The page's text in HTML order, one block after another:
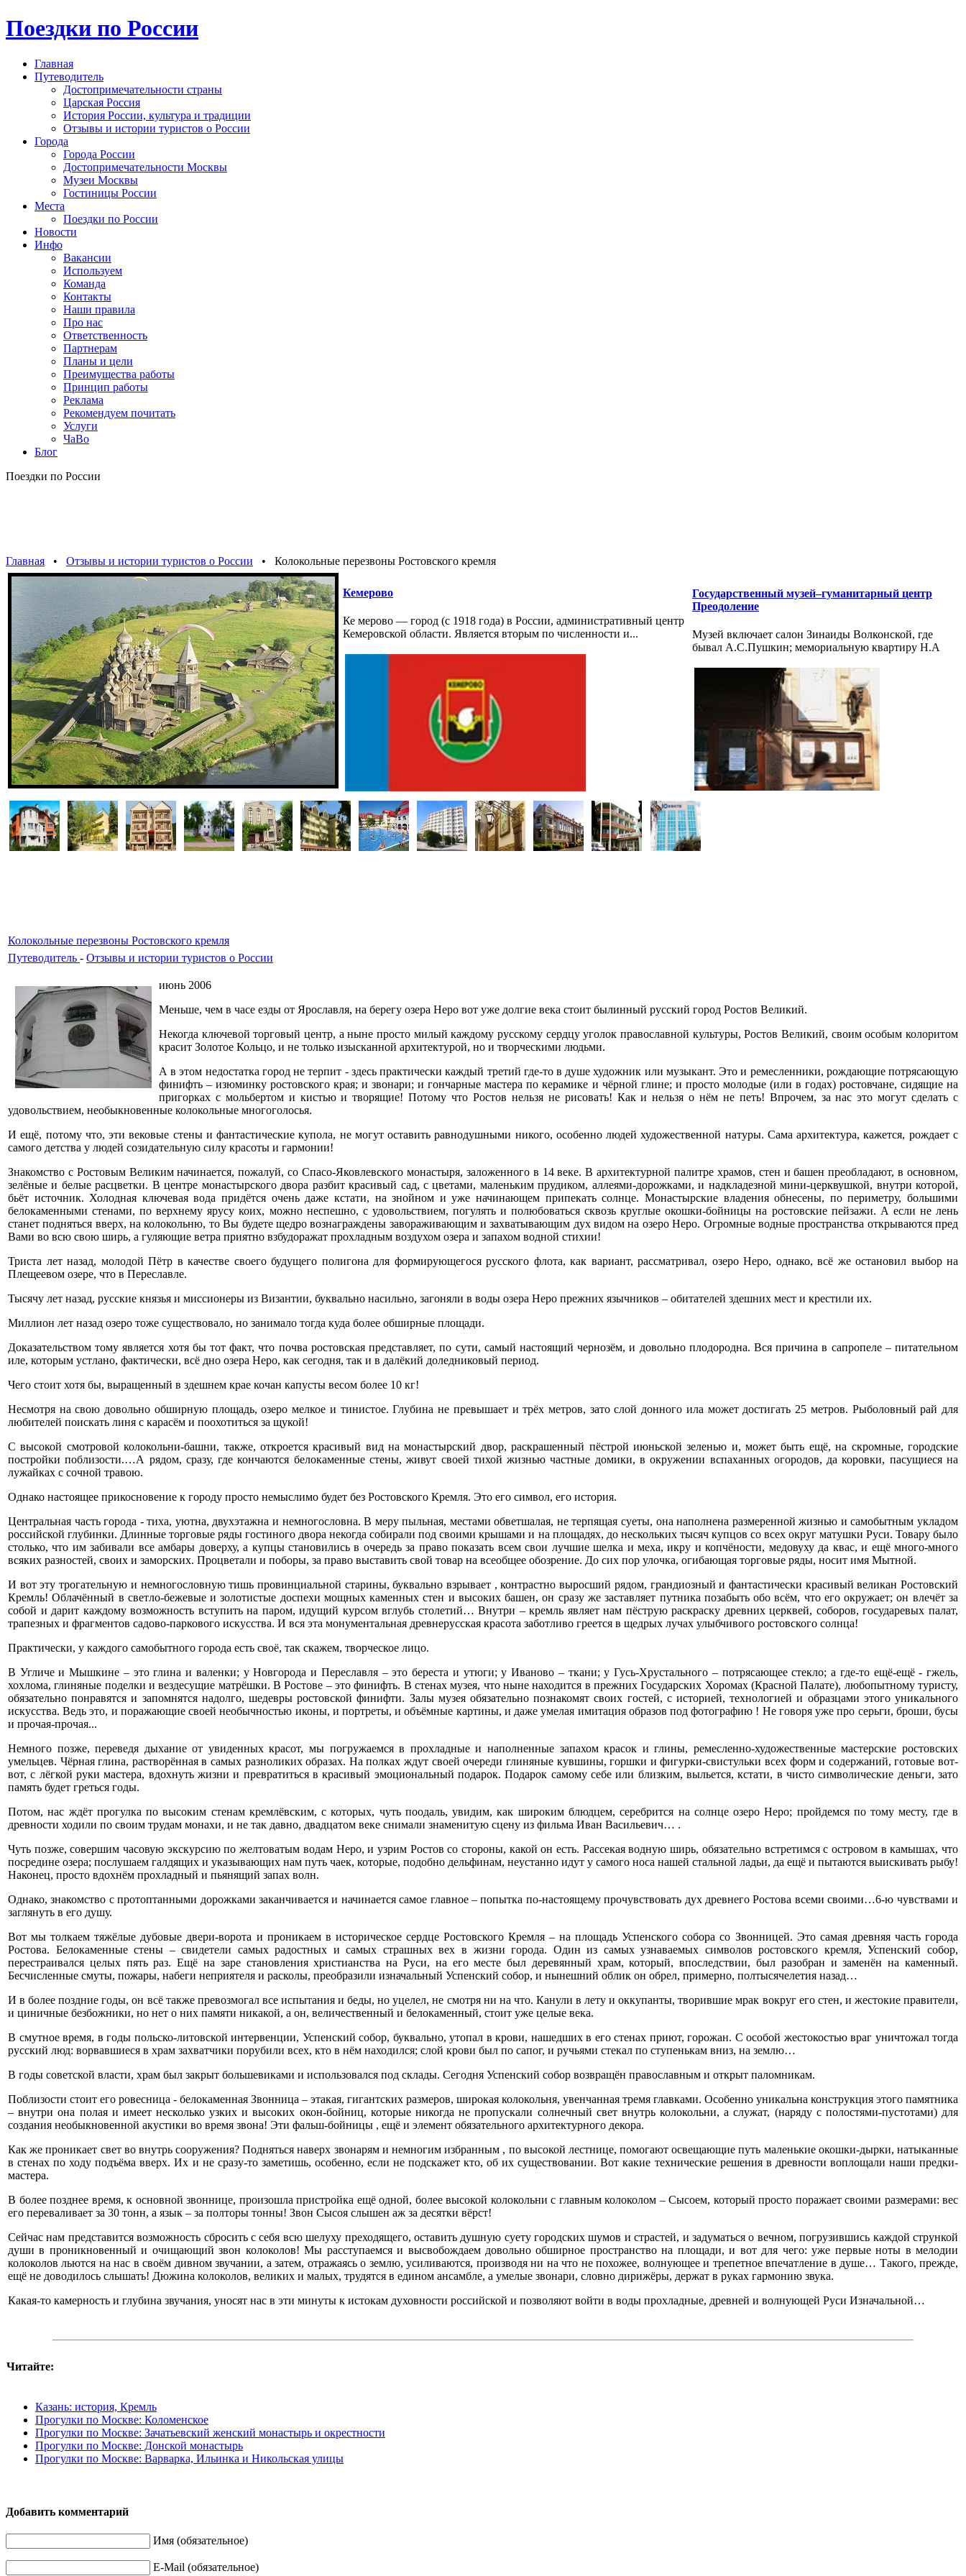
Поездки по России
Главная
Путеводитель
Достопримечательности страны
Царская Россия
История России, культура и традиции
Отзывы и истории туристов о России
Города
Города России
Достопримечательности Москвы
Музеи Москвы
Гостиницы России
Места
Поездки по России
Новости
Инфо
Вакансии
Используем
Команда
Контакты
Наши правила
Про нас
Ответственность
Партнерам
Планы и цели
Преимущества работы
Принцип работы
Реклама
Рекомендуем почитать
Услуги
ЧаВо
Блог
Поездки по России
Главная • Отзывы и истории туристов о России • Колокольные перезвоны Ростовского кремля
Кемерово
Ке мерово — город (с 1918 года) в России, административный центр
Кемеровской области. Является вторым по численности и...
Государственный музей–гуманитарный центр
Преодоление
Музей включает салон Зинаиды Волконской, где
бывал А.С.Пушкин; мемориальную квартиру Н.А
Колокольные перезвоны Ростовского кремля
Путеводитель - Отзывы и истории туристов о России
июнь 2006
Меньше, чем в часе езды от Ярославля, на берегу озера Неро вот уже долгие века стоит былинный русский город Ростов Великий.
Некогда ключевой торговый центр, а ныне просто милый каждому русскому сердцу уголок православной культуры, Ростов Великий, своим особым колоритом
красит Золотое Кольцо, и не только изысканной архитектурой, но и творческими людьми.
А в этом недостатка город не терпит - здесь практически каждый третий где-то в душе художник или музыкант. Это и ремесленники, рождающие потрясающую
финифть – изюминку ростовского края; и звонари; и гончарные мастера по керамике и чёрной глине; и просто молодые (или в годах) ростовчане, сидящие на
пригорках с мольбертом и кистью и творящие! Потому что Ростов нельзя не рисовать! Как и нельзя о нём не петь! Впрочем, за нас это могут сделать с
удовольствием, необыкновенные колокольные многоголосья.
И ещё, потому что, эти вековые стены и фантастические купола, не могут оставить равнодушными никого, особенно людей художественной натуры. Сама архитектура, кажется, рождает с
самого детства у людей созидательную силу красоты и гармонии!
Знакомство с Ростовым Великим начинается, пожалуй, со Спасо-Яковлевского монастыря, заложенного в 14 веке. В архитектурной палитре храмов, стен и башен преобладают, в основном,
зелёные и белые расцветки. В центре монастырского двора разбит красивый сад, с цветами, маленьким прудиком, аллеями-дорожками, и надкладезной мини-церквушкой, внутри которой,
бьёт источник. Холодная ключевая вода придётся очень даже кстати, на знойном и уже начинающем припекать солнце. Монастырские владения обнесены, по периметру, большими
белокаменными стенами, по верхнему ярусу коих, можно неспешно, с удовольствием, погулять и полюбоваться сквозь круглые окошки-бойницы на ростовские пейзажи. А если не лень
станет подняться вверх, на колокольню, то Вы будете щедро вознаграждены завораживающим и захватывающим дух видом на озеро Неро. Огромные водные пространства открываются пред
Вами во всю свою ширь, а гуляющие ветра приятно взбудоражат прохладным воздухом озера и запахом водной стихии!
Триста лет назад, молодой Пётр в качестве своего будущего полигона для формирующегося русского флота, как вариант, рассматривал, озеро Неро, однако, всё же остановил выбор на
Плещеевом озере, что в Переславле.
Тысячу лет назад, русские князья и миссионеры из Византии, буквально насильно, загоняли в воды озера Неро прежних язычников – обитателей здешних мест и крестили их.
Миллион лет назад озеро тоже существовало, но занимало тогда куда более обширные площади.
Доказательством тому является хотя бы тот факт, что почва ростовская представляет, по сути, самый настоящий чернозём, и довольно плодородна. Вся причина в сапропеле – питательном
иле, которым устлано, фактически, всё дно озера Неро, как сегодня, так и в далёкий доледниковый период.
Чего стоит хотя бы, выращенный в здешнем крае кочан капусты весом более 10 кг!
Несмотря на свою довольно обширную площадь, озеро мелкое и тинистое. Глубина не превышает и трёх метров, зато слой донного ила может достигать 25 метров. Рыболовный рай для
любителей поискать линя с карасём и поохотиться за щукой!
С высокой смотровой колокольни-башни, также, откроется красивый вид на монастырский двор, раскрашенный пёстрой июньской зеленью и, может быть ещё, на скромные, городские
постройки поблизости.…А рядом, сразу, где кончаются белокаменные стены, живут своей тихой жизнью частные домики, в окружении вспаханных огородов, да коровки, пасущиеся на
лужайках с сочной травою.
Однако настоящее прикосновение к городу просто немыслимо будет без Ростовского Кремля. Это его символ, его история.
Центральная часть города - тиха, уютна, двухэтажна и немногословна. В меру пыльная, местами обветшалая, не терпящая суеты, она наполнена размеренной жизнью и самобытным укладом
российской глубинки. Длинные торговые ряды гостиного двора некогда собирали под своими крышами и на площадях, до нескольких тысяч купцов со всех округ матушки Руси. Товару было
столько, что им забивали все амбары доверху, а купцы становились в очередь за право показать всем свои лучшие шелка и меха, икру и копчёности, медовуху да квас, и ещё много-много
всяких разностей, своих и заморских. Процветали и поборы, за право выставить свой товар на всеобщее обозрение. До сих пор улочка, огибающая торговые ряды, носит имя Мытной.
И вот эту трогательную и немногословную тишь провинциальной старины, буквально взрывает , контрастно выросший рядом, грандиозный и фантастически красивый великан Ростовский
Кремль! Облачённый в светло-бежевые и золотистые доспехи мощных каменных стен и высоких башен, он сразу же заставляет путника позабыть обо всём, что его окружает; он влечёт за
собой и дарит каждому возможность вступить на паром, идущий курсом вглубь столетий… Внутри – кремль являет нам пёструю раскраску древних церквей, соборов, государевых палат,
трапезных и фрагментов садово-паркового искусства. И вся эта монументальная древнерусская красота заботливо греется в щедрых лучах улыбчивого ростовского солнца!
Практически, у каждого самобытного города есть своё, так скажем, творческое лицо.
В Угличе и Мышкине – это глина и валенки; у Новгорода и Переславля – это береста и утюги; у Иваново – ткани; у Гусь-Хрустального – потрясающее стекло; а где-то ещё-ещё - гжель,
хохлома, глиняные поделки и вездесущие матрёшки. В Ростове – это финифть. В стенах музея, что ныне находится в прежних Государских Хоромах (Красной Палате), любопытному туристу,
обязательно понравятся и запомнятся надолго, шедевры ростовской финифти. Залы музея обязательно познакомят своих гостей, с историей, технологией и образцами этого уникального
искусства. Ведь это, и поражающие своей необычностью иконы, и портреты, и объёмные картины, и даже умелая имитация образов под фотографию ! Не говоря уже про серьги, броши, бусы
и прочая-прочая...
Немного позже, переведя дыхание от увиденных красот, мы погружаемся в прохладные и наполненные запахом красок и глины, ремесленно-художественные мастерские ростовских
умельцев. Чёрная глина, растворённая в самых разноликих образах. На полках ждут своей очереди глиняные кувшины, горшки и фигурки-свистульки всех форм и содержаний, готовые вот-
вот, с лёгкой руки мастера, вдохнуть жизни и превратиться в красивый эмоциональный подарок. Подарок самому себе или близким, выльется, кстати, в чисто символические деньги, зато
память будет греться годы.
Потом, нас ждёт прогулка по высоким стенам кремлёвским, с которых, чуть поодаль, увидим, как широким блюдцем, серебрится на солнце озеро Неро; пройдемся по тому месту, где в
древности ходили по своим трудам монахи, и не так давно, двадцатом веке снимали знаменитую сцену из фильма Иван Васильевич… .
Чуть позже, совершим часовую экскурсию по желтоватым водам Неро, и узрим Ростов со стороны, какой он есть. Рассекая водную ширь, обязательно встретимся с островом в камышах, что
посредине озера; послушаем галдящих и указывающих нам путь чаек, которые, подобно дельфинам, неустанно идут у самого носа нашей стальной ладьи, да ещё и пытаются выискивать рыбу!
Наконец, просто вдохнём прохладный и пьянящий запах волн.
Однако, знакомство с протоптанными дорожками заканчивается и начинается самое главное – попытка по-настоящему прочувствовать дух древнего Ростова всеми своими…6-ю чувствами и
заглянуть в его душу.
Вот мы толкаем тяжёлые дубовые двери-ворота и проникаем в историческое сердце Ростовского Кремля – на площадь Успенского собора со Звонницей. Это самая древняя часть города
Ростова. Белокаменные стены – свидетели самых радостных и самых страшных вех в жизни города. Один из самых узнаваемых символов ростовского кремля, Успенский собор,
перестраивался целых пять раз. Ещё на заре становления христианства на Руси, на его месте был деревянный храм, который, впоследствии, был разобран и заменён на каменный.
Бесчисленные смуты, пожары, набеги неприятеля и расколы, преобразили изначальный Успенский собор, и нынешний облик он обрел, примерно, полтысячелетия назад…
И в более поздние годы, он всё также превозмогал все испытания и беды, но уцелел, не смотря ни на что. Канули в лету и оккупанты, творившие мрак вокруг его стен, и жестокие правители,
и циничные безбожники, но нет о них памяти никакой, а он, величественный и белокаменный, стоит уже целые века.
В смутное время, в годы польско-литовской интервенции, Успенский собор, буквально, утопал в крови, нашедших в его стенах приют, горожан. С особой жестокостью враг уничтожал тогда
русский люд: ворвавшиеся в храм захватчики порубили всех, кто в нём находился; слой крови был по сапог, и ручьями стекал по ступенькам вниз, на землю…
В годы советской власти, храм был закрыт большевиками и использовался под склады. Сегодня Успенский собор возвращён православным и открыт паломникам.
Поблизости стоит его ровесница - белокаменная Звонница – этакая, гигантских размеров, широкая колокольня, увенчанная тремя главками. Особенно уникальна конструкция этого памятника
– внутри она полая и имеет несколько узких и высоких окон-бойниц, которые никогда не пропускали солнечный свет внутрь колокольни, а служат, (наряду с полостями-пустотами) для
создания необыкновенной акустики во время звона! Эти фальш-бойницы , ещё и элемент обязательного архитектурного декора.
Как же проникает свет во внутрь сооружения? Подняться наверх звонарям и немногим избранным , по высокой лестнице, помогают освещающие путь маленькие окошки-дырки, натыканные
в стенах по ходу подъёма вверх. Их и не сразу-то заметишь, особенно, если не подскажет кто, об их существовании. Вот какие технические решения в древности воплощали наши предки-
мастера.
В более позднее время, к основной звоннице, произошла пристройка ещё одной, более высокой колокольни с главным колоколом – Сысоем, который просто поражает своими размерами: вес
его переваливает за 30 тонн, а язык – за полторы тонны! Звон Сысоя слышен аж за десятки вёрст!
Сейчас нам представится возможность сбросить с себя всю шелуху преходящего, оставить душную суету городских шумов и страстей, и задуматься о вечном, погрузившись каждой стрункой
души в проникновенный и очищающий звон колоколов! Мы расступаемся и высвобождаем довольно обширное пространство на площади, и вот для чего: уже первые ноты в мелодии
колоколов льются на нас в своём дивном звучании, а затем, отражаясь о землю, усиливаются, производя ни на что не похожее, волнующее и трепетное впечатление в душе… Такого, прежде,
ещё не доводилось слышать! Дюжина колоколов, великих и малых, трудятся в едином ансамбле, а умелые звонари, словно дирижёры, держат в руках гармонию звука.
Какая-то камерность и глубина звучания, уносят нас в эти минуты к истокам духовности российской и позволяют войти в воды прохладные, древней и волнующей Руси Изначальной…
Читайте:
Казань: история, Кремль
Прогулки по Москве: Коломенское
Прогулки по Москве: Зачатьевский женский монастырь и окрестности
Прогулки по Москве: Донской монастырь
Прогулки по Москве: Варварка, Ильинка и Никольская улицы
Добавить комментарий
Имя (обязательное)
E-Mail (обязательное)